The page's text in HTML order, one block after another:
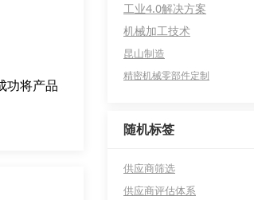
功将产品
工业4.0解决方案
机械加工技术
昆山制造
精密机械零部件定制
随机标签
供应商筛选
供应商评估体系